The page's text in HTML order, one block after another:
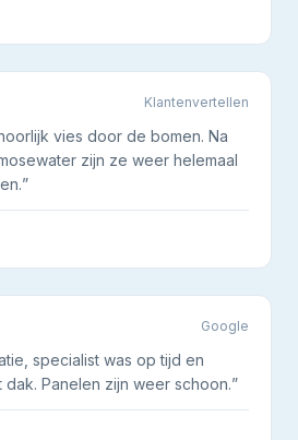
Klantenvertellen
vies door de bomen. Na
zijn ze weer helemaal
”
Google
specialist was op tijd en
Panelen zijn weer schoon.”